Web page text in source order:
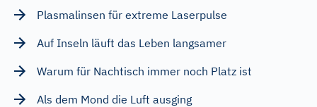
Plasmalinsen für extreme Laserpulse
Auf Inseln läuft das Leben langsamer
Warum für Nachtisch immer noch Platz ist
Als dem Mond die Luft ausging